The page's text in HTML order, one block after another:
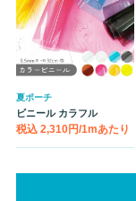
夏ポーチ
ビニール カラフル
税込 2,310円/1mあたり